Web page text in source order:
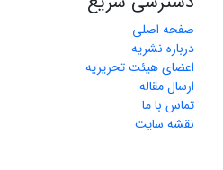
صفحه اصلی
درباره نشریه
اعضای هیئت تحریریه
ارسال مقاله
تماس با ما
نقشه سایت